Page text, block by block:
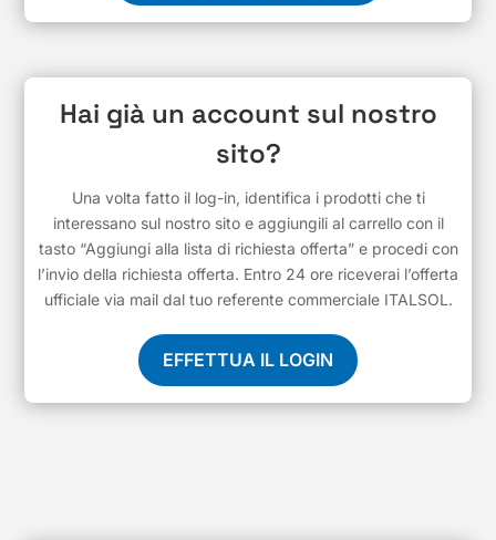
Hai già un account sul nostro
sito?
Una volta fatto il log-in, identifica i prodotti che ti
interessano sul nostro sito e aggiungili al carrello con il
tasto “Aggiungi alla lista di richiesta offerta” e procedi con
l’invio della richiesta offerta. Entro 24 ore riceverai l’offerta
ufficiale via mail dal tuo referente commerciale ITALSOL.
EFFETTUA IL LOGIN